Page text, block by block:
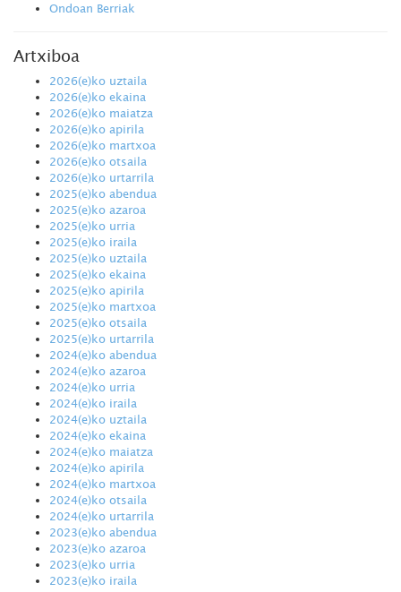
Ondoan Berriak
Artxiboa
2026(e)ko uztaila
2026(e)ko ekaina
2026(e)ko maiatza
2026(e)ko apirila
2026(e)ko martxoa
2026(e)ko otsaila
2026(e)ko urtarrila
2025(e)ko abendua
2025(e)ko azaroa
2025(e)ko urria
2025(e)ko iraila
2025(e)ko uztaila
2025(e)ko ekaina
2025(e)ko apirila
2025(e)ko martxoa
2025(e)ko otsaila
2025(e)ko urtarrila
2024(e)ko abendua
2024(e)ko azaroa
2024(e)ko urria
2024(e)ko iraila
2024(e)ko uztaila
2024(e)ko ekaina
2024(e)ko maiatza
2024(e)ko apirila
2024(e)ko martxoa
2024(e)ko otsaila
2024(e)ko urtarrila
2023(e)ko abendua
2023(e)ko azaroa
2023(e)ko urria
2023(e)ko iraila